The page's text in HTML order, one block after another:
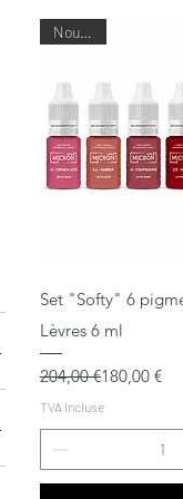
Aperçu
Nouveau
Set "Softy" 6
Lèvres 6 ml
Prix original
204,00 €
Prix promotionnel
180,00 €
TVA Incluse